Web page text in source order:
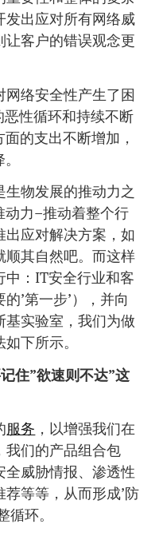
发出应对所有网络威
客户的错误观念更
络安全性产生了困
性循环和持续不断
的支出不断增加，
物发展的推动力之
力–推动着整个行
应对解决方案，如
顺其自然吧。而这样
中：IT安全行业和客
’第一步’），并向
实验室，我们为做
下所示。
住”欲速则不达”这
服务 ，以增强我们在
我们的产品组合包
威胁情报、渗透性
等等，从而形成’防
环。